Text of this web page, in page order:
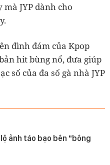
JYP dành cho
đình đám của Kpop
hit bùng nổ, đưa giúp
số của đa số gà nhà JYP
ảnh táo bạo bên "bông